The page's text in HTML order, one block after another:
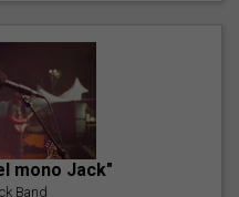
mono Jack"
Band